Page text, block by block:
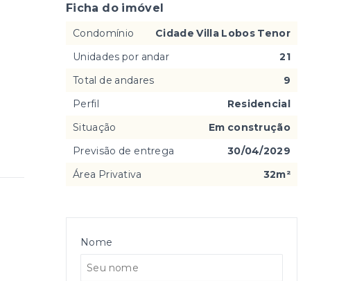
Ficha do imóvel
Condomínio
Cidade Villa Lobos Tenor
Unidades por andar
21
Total de andares
9
Perfil
Residencial
Situação
Em construção
Previsão de entrega
30/04/2029
Área Privativa
32m²
Nome